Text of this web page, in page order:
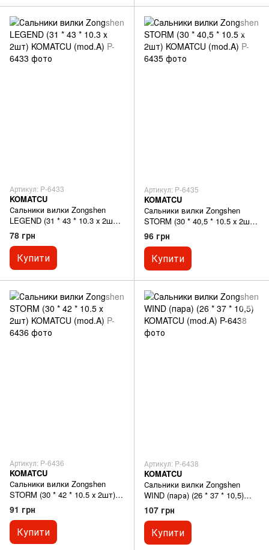
Артикул: P-6433
KOMATCU
Сальники вилки Zongshen
LEGEND (31 * 43 * 10.3 х 2шт)
KOMATCU (mod.A)
78 грн
Купити
Артикул: P-6435
KOMATCU
Сальники вилки Zongshen
STORM (30 * 40,5 * 10.5 х 2шт)
KOMATCU (mod.A)
96 грн
Купити
Артикул: P-6436
KOMATCU
Сальники вилки Zongshen
STORM (30 * 42 * 10.5 х 2шт)
KOMATCU (mod.A)
91 грн
Купити
Артикул: P-6438
KOMATCU
Сальники вилки Zongshen
WIND (пара) (26 * 37 * 10,5)
KOMATCU (mod.A)
107 грн
Купити